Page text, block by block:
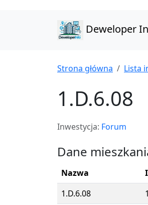
Deweloper
Strona główna Lista
1.D.6.08
Inwestycja: Forum
Dane
Nazwa
1.D.6.08
1